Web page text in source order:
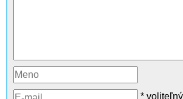
* voliteľný